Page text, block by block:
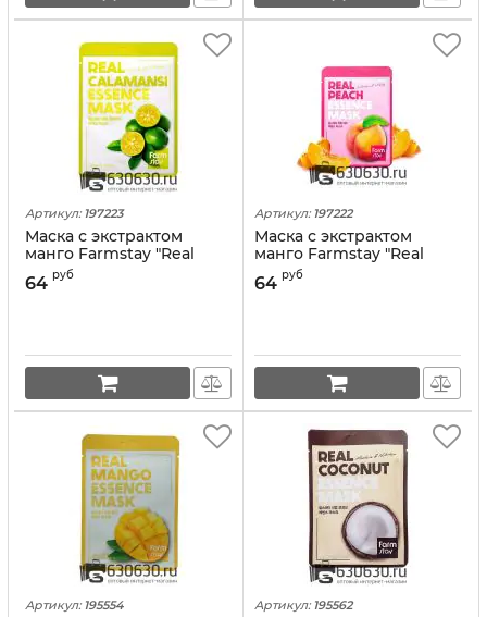
Артикул: 197223
Маска с экстрактом
манго Farmstay "Real
Calamansi" 1шт.
64 руб
Артикул: 197222
Маска с экстрактом
манго Farmstay "Real
Peach" 1шт.
64 руб
Артикул: 195554 Артикул: 195562